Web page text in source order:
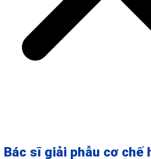
Bác sĩ giải phẫu cơ chế